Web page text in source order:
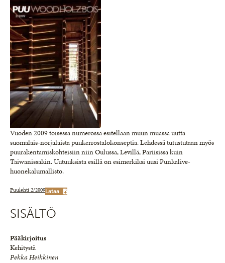
Vuoden 2009 toisessa numerossa esitellään muun muassa uutta
suomalais-norjalaista puukerrostalokonseptia. Lehdessä tutustutaan myös
puurakentamiskohteisiin niin Oulussa, Levillä, Pariisissa kuin
Taiwanissakin. Uutuuksista esillä on esimerkiksi uusi Punkalive-
huonekalumallisto.
Puulehti 2/2009Lataa
SISÄLTÖ
Pääkirjoitus
Kehitystä
Pekka Heikkinen